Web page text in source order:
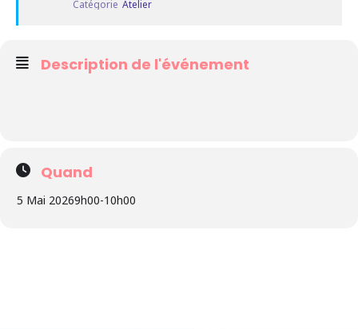
Catégorie Atelier
Description de l'événement
Quand
5 Mai 20269h00-10h00